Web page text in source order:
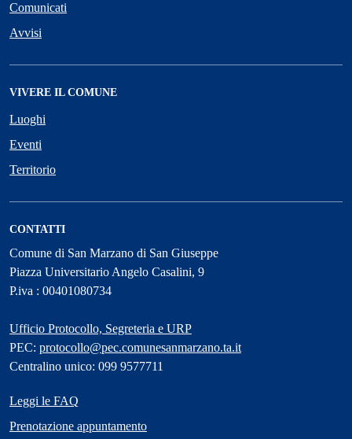
Comunicati
Avvisi
VIVERE IL COMUNE
Luoghi
Eventi
Territorio
CONTATTI
Comune di San Marzano di San Giuseppe
Piazza Universitario Angelo Casalini, 9
P.iva : 00401080734
Ufficio Protocollo, Segreteria e URP
PEC: protocollo@pec.comunesanmarzano.ta.it
Centralino unico: 099 9577711
Leggi le FAQ
Prenotazione appuntamento